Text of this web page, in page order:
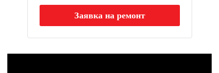
Заявка на ремонт